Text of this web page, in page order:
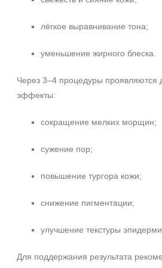
лёгкое выравнивание тона;
уменьшение жирного блеска.
Через 3–4 процедуры проявляются
эффекты:
сокращение мелких морщин;
сужение пор;
повышение тургора кожи;
снижение пигментации;
улучшение текстуры
Для поддержания результата